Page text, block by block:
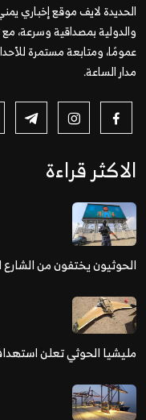
الحديدة لايف موقع إخباري
والدولية بمصداقية وسرعة،
عمومًا، ومتابعة مستمرة
مدار الساعة.
الاكثر قراءة
الحوثيون يختفون من
مليشيا الحوثي تعلن